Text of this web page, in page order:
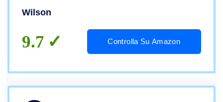
Wilson
9.7 Controlla Su Amazon